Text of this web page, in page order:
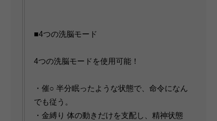
■4つの洗脳モード
4つの洗脳モードを使用可能！
・催○ 半分眠ったような状態で、命令になん
でも従う。
・金縛り 体の動きだけを支配し、精神状態